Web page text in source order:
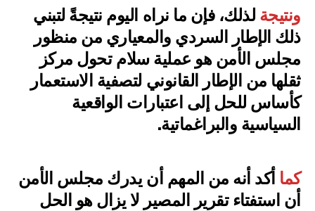
ونتيجةلذلك، فإن ما نراه اليوم نتيجةً لتبني
ذلك الإطار السردي والمعياري من منظور
مجلس الأمن هو عملية سلام تحول مركز
ثقلها من الإطار القانوني لتصفية الاستعمار
كأساس للحل إلى اعتبارات الواقعية
السياسية والبراغماتية.
كماأكد أنه من المهم أن يدرك مجلس الأمن
أن استفتاء تقرير المصير لا يزال هو الحل